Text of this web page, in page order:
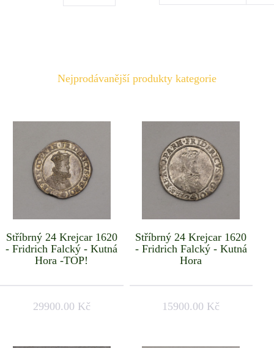
Nejprodávanější produkty kategorie
Stříbrný 24 Krejcar 1620
- Fridrich Falcký - Kutná
Hora -TOP!
29900.00 Kč
Stříbrný 24 Krejcar 1620
- Fridrich Falcký - Kutná
Hora
15900.00 Kč